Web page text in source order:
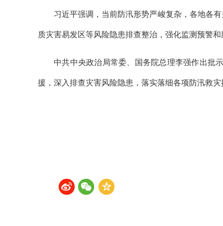
习近平强调，当前防汛形势严峻复杂，各地各
质灾害易发区等风险隐患排查整治，强化监测预警
中共中央政治局常委、国务院总理李强作出批
援，深入排查灾害风险隐患，落实落细各项防汛救